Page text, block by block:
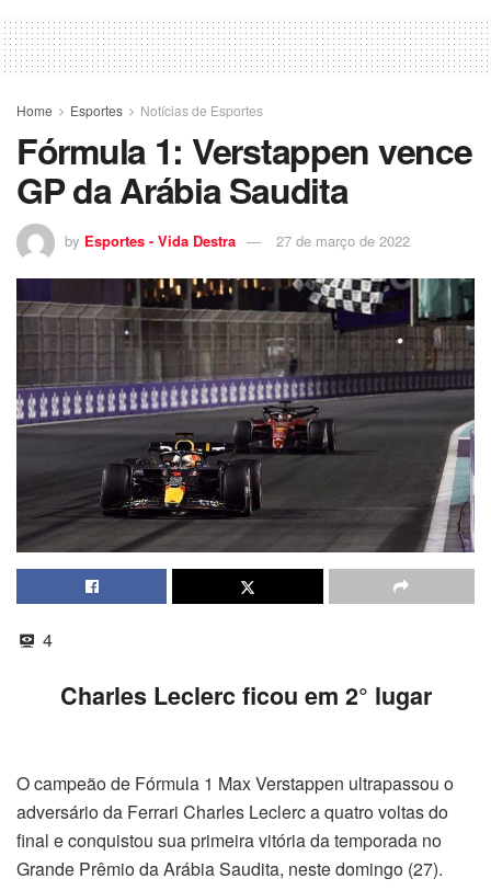
Home Esportes Notícias de Esportes
Fórmula 1: Verstappen vence
GP da Arábia Saudita
by Esportes - Vida Destra 27 de março de 2022
4
Charles Leclerc ficou em 2° lugar
O campeão de Fórmula 1 Max Verstappen ultrapassou o
adversário da Ferrari Charles Leclerc a quatro voltas do
final e conquistou sua primeira vitória da temporada no
Grande Prêmio da Arábia Saudita, neste domingo (27).